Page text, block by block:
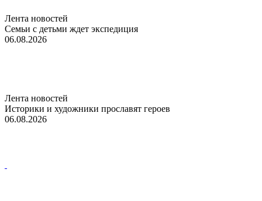
Лента новостей
Семьи с детьми ждет экспедиция
06.08.2026
Лента новостей
Историки и художники прославят героев
06.08.2026